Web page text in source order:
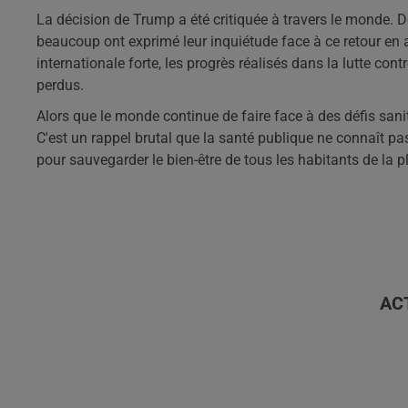
La décision de Trump a été critiquée à travers le monde.
beaucoup ont exprimé leur inquiétude face à ce retour
internationale forte, les progrès réalisés dans la lutte
perdus.
Alors que le monde continue de faire face à des défis
C'est un rappel brutal que la santé publique ne connaît
pour sauvegarder le bien-être de tous les habitants de la